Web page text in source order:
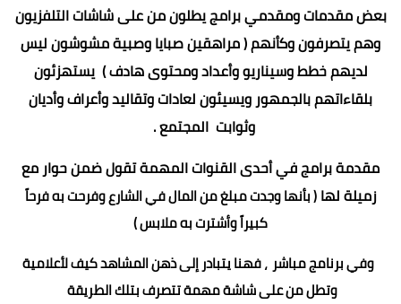
بعض مقدمات ومقدمي برامج يطلون من على شاشات التلفزيون
وهم يتصرفون وكأنهم ( مراهقين صبايا وصبية مشوشون ليس
لديهم خطط وسيناريو وأعداد ومحتوى هادف ) يستهزئون
بلقاءاتهم بالجمهور ويسيئون لعادات وتقاليد وأعراف وأديان
وثوابت المجتمع .
مقدمة برامج في أحدى القنوات المهمة تقول ضمن حوار مع
زميلة لها( بأنها وجدت مبلغ من المال في الشارع وفرحت به فرحاً
كبيراً وأشترت به ملابس )
وفي برنامج مباشر ، فهنا يتبادر إلى ذهن المشاهد كيف لأعلامية
وتطل من على شاشة مهمة تتصرف بتلك الطريقة